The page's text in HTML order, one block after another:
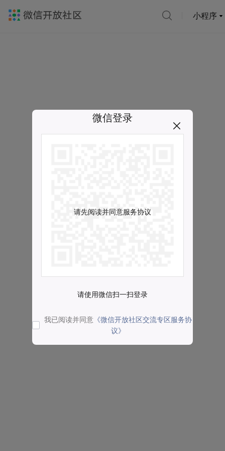
小程序
微信登录
请先阅读并同意服务协议
请使用微信扫一扫登录
我已阅读并同意 《微信开放社区交流专区服务协
议》